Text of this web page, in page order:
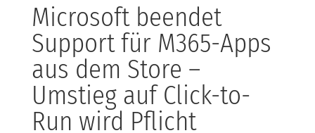
Microsoft beendet
Support für M365-Apps
aus dem Store –
Umstieg auf Click-to-
Run wird Pflicht